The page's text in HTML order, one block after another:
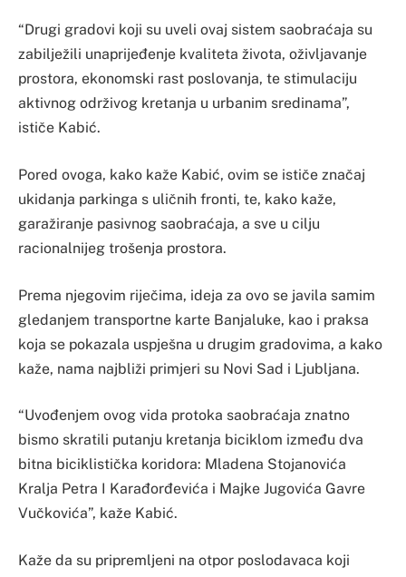
“Drugi gradovi koji su uveli ovaj sistem saobraćaja su
zabilježili unaprijeđenje kvaliteta života, oživljavanje
prostora, ekonomski rast poslovanja, te stimulaciju
aktivnog održivog kretanja u urbanim sredinama”,
ističe Kabić.
Pored ovoga, kako kaže Kabić, ovim se ističe značaj
ukidanja parkinga s uličnih fronti, te, kako kaže,
garažiranje pasivnog saobraćaja, a sve u cilju
racionalnijeg trošenja prostora.
Prema njegovim riječima, ideja za ovo se javila samim
gledanjem transportne karte Banjaluke, kao i praksa
koja se pokazala uspješna u drugim gradovima, a kako
kaže, nama najbliži primjeri su Novi Sad i Ljubljana.
“Uvođenjem ovog vida protoka saobraćaja znatno
bismo skratili putanju kretanja biciklom između dva
bitna biciklistička koridora: Mladena Stojanovića
Kralja Petra I Karađorđevića i Majke Jugovića Gavre
Vučkovića”, kaže Kabić.
Kaže da su pripremljeni na otpor poslodavaca koji